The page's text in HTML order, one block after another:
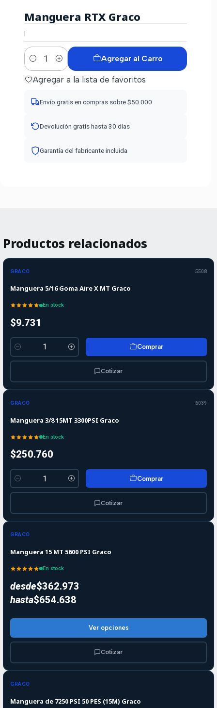
|
Manguera RTX Graco
Cantidad
Agregar al Carro
Agregar a la lista de favoritos
Envío gratis en compras sobre $50.000
Devolución gratis hasta 30 días
Garantía del fabricante incluida
Productos relacionados
GRACO 5508
Manguera 5/16 Goma Aire X MT Graco
En stock
$9.731
Cantidad
Comprar
Cotizar
GRACO 6039
Manguera 3/8 15MT 3300PSI Graco
En stock
$250.760
Cantidad
Comprar
Cotizar
GRACO
Manguera 15 MT 5600 PSI Graco
En stock
desde$362.973
hasta$654.638
Ver opciones
Cotizar
GRACO
Manguera de 7250 PSI 50 PES (15M) Graco